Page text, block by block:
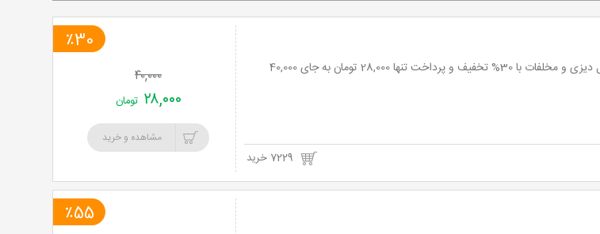
سفره خانه آلاک با سرویس کامل دیزی و مخلفات با 30% تخفیف و پرداخت تنها 28,000 تومان به جای 40,000
٪30
۴۰,۰۰۰
۲۸,۰۰۰ تومان
مشاهده و خرید
٪55